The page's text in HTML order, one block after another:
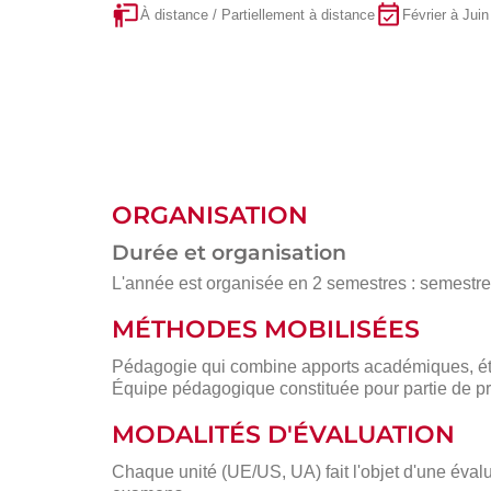
À distance / Partiellement à distance Février à Juin
ORGANISATION
Durée et organisation
L'année est organisée en 2 semestres :
MÉTHODES MOBILISÉES
Pédagogie qui combine apports académiques,
Équipe pédagogique constituée pour partie de
MODALITÉS D'ÉVALUATION
Chaque unité (UE/US, UA) fait l'objet d'une